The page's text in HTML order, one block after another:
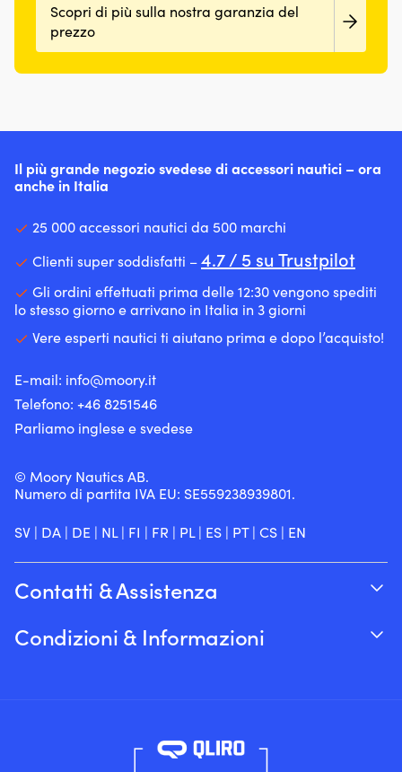
Scopri di più sulla nostra garanzia del
prezzo
Il più grande negozio svedese di accessori nautici – ora
anche in Italia
25 000 accessori nautici da 500 marchi
Clienti super soddisfatti –4.7 / 5 su Trustpilot
Gli ordini effettuati prima delle 12:30 vengono spediti
lo stesso giorno e arrivano in Italia in 3 giorni
Vere esperti nautici ti aiutano prima e dopo l’acquisto!
E-mail: info@moory.it
Telefono: +46 8251546
Parliamo inglese e svedese
© Moory Nautics AB.
Numero di partita IVA EU: SE559238939801.
SV | DA | DE | NL| FI | FR | PL| ES | PT| CS | EN
Contatti & Assistenza
Inviaci un’e-mail a info@moory.it
Condizioni & Informazioni